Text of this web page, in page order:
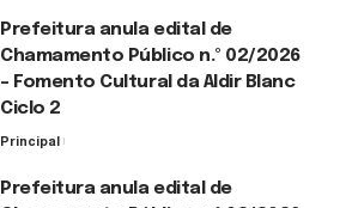
Prefeitura anula edital de
Chamamento Público n.º 02/2026
– Fomento Cultural da Aldir Blanc
Ciclo 2
Principal
Prefeitura anula edital de